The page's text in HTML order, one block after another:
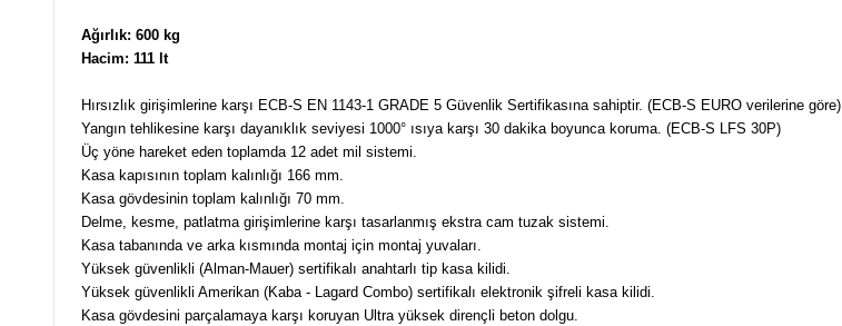
Ağırlık: 600 kg
Hacim: 111 lt
Hırsızlık girişimlerine karşı ECB-S EN 1143-1 GRADE 5 Güvenlik Sertifikasına sahiptir. (ECB-S EURO verilerine göre)
Yangın tehlikesine karşı dayanıklık seviyesi 1000° ısıya karşı 30 dakika boyunca koruma. (ECB-S LFS 30P)
Üç yöne hareket eden toplamda 12 adet mil sistemi.
Kasa kapısının toplam kalınlığı 166 mm.
Kasa gövdesinin toplam kalınlığı 70 mm.
Delme, kesme, patlatma girişimlerine karşı tasarlanmış ekstra cam tuzak sistemi.
Kasa tabanında ve arka kısmında montaj için montaj yuvaları.
Yüksek güvenlikli (Alman-Mauer) sertifikalı anahtarlı tip kasa kilidi.
Yüksek güvenlikli Amerikan (Kaba - Lagard Combo) sertifikalı elektronik şifreli kasa kilidi.
Kasa gövdesini parçalamaya karşı koruyan Ultra yüksek dirençli beton dolgu.